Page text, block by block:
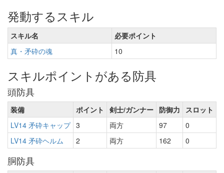
発動するスキル
スキル名
必要ポイント
真・矛砕の魂
10
スキルポイントがある防具
頭防具
装備 ポイント 剣士/ガンナー 防御力
スロット
LV14 矛砕キャップ 3 両方 97
0
LV14 矛砕ヘルム
2 両方 162 0
胴防具